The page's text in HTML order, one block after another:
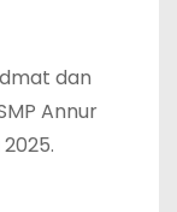
dan
Annur